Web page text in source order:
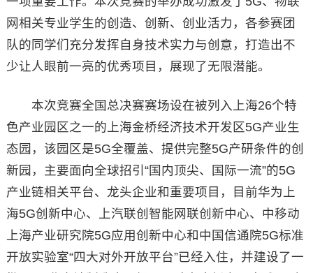
网相关专业学生的创造、创新、创业活力，各参赛团
队的同学们充分发挥自身技术实力与创意，打造出不
少让人眼前一亮的优秀项目，展现了无限潜能。
本次竞赛全国总决赛赛场设在被列入上海26个特
色产业园区之一的上海金桥经济技术开发区5G产业生
态园，该园区是5G全覆盖、提供完整5G产研条件的创
新园，主要面向全球招引“国内顶尖、国际一流”的5G
产业链相关平台、龙头企业和重要项目，目前华为上
海5G创新中心、上汽联创智能网联创新中心、中移动
上海产业研究院5G应用创新中心和中国信通院5G标准
开放实验室“四大对外开放平台”已经入住，并建设了一